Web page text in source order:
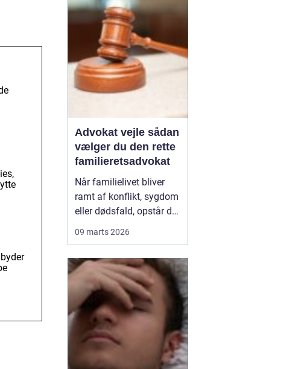
renoveringsprojekter, og
valget af den rette
samarbejdspart...
Advokat vejle sådan
vælger du den rette
familieretsadvokat
Når familielivet bliver
ramt af konflikt, sygdom
eller dødsfald, opstår der
kan en advokat med
speciale i familieret være
forskellen på et
langvarigt opgør og en
løsning, som giver ro til
bå...
09 marts 2026